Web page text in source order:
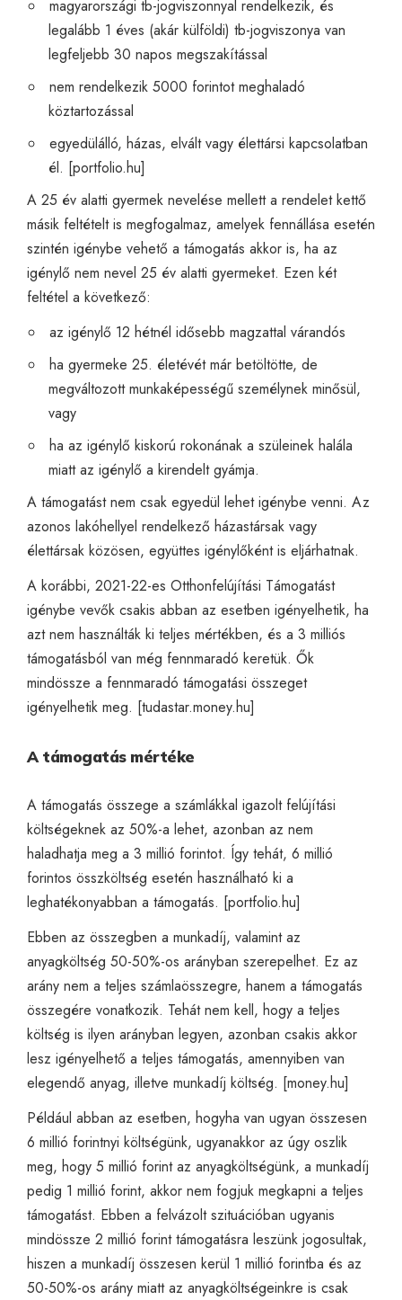
magyarországi tb-jogviszonnyal rendelkezik, és
legalább 1 éves (akár külföldi) tb-jogviszonya van
legfeljebb 30 napos megszakítással
nem rendelkezik 5000 forintot meghaladó
köztartozással
egyedülálló, házas, elvált vagy élettársi kapcsolatban
él. [portfolio.hu]
A 25 év alatti gyermek nevelése mellett a rendelet kettő
másik feltételt is megfogalmaz, amelyek fennállása esetén
szintén igénybe vehető a támogatás akkor is, ha az
igénylő nem nevel 25 év alatti gyermeket. Ezen két
feltétel a következő:
az igénylő 12 hétnél idősebb magzattal várandós
ha gyermeke 25. életévét már betöltötte, de
megváltozott munkaképességű személynek minősül,
vagy
ha az igénylő kiskorú rokonának a szüleinek halála
miatt az igénylő a kirendelt gyámja.
A támogatást nem csak egyedül lehet igénybe venni. Az
azonos lakóhellyel rendelkező házastársak vagy
élettársak közösen, együttes igénylőként is eljárhatnak.
A korábbi, 2021-22-es Otthonfelújítási Támogatást
igénybe vevők csakis abban az esetben igényelhetik, ha
azt nem használták ki teljes mértékben, és a 3 milliós
támogatásból van még fennmaradó keretük. Ők
mindössze a fennmaradó támogatási összeget
igényelhetik meg. [tudastar.money.hu]
A támogatás mértéke
A támogatás összege a számlákkal igazolt felújítási
költségeknek az 50%-a lehet, azonban az nem
haladhatja meg a 3 millió forintot. Így tehát, 6 millió
forintos összköltség esetén használható ki a
leghatékonyabban a támogatás. [portfolio.hu]
Ebben az összegben a munkadíj, valamint az
anyagköltség 50-50%-os arányban szerepelhet. Ez az
arány nem a teljes számlaösszegre, hanem a támogatás
összegére vonatkozik. Tehát nem kell, hogy a teljes
költség is ilyen arányban legyen, azonban csakis akkor
lesz igényelhető a teljes támogatás, amennyiben van
elegendő anyag, illetve munkadíj költség. [money.hu]
Például abban az esetben, hogyha van ugyan összesen
6 millió forintnyi költségünk, ugyanakkor az úgy oszlik
meg, hogy 5 millió forint az anyagköltségünk, a munkadíj
pedig 1 millió forint, akkor nem fogjuk megkapni a teljes
támogatást. Ebben a felvázolt szituációban ugyanis
mindössze 2 millió forint támogatásra leszünk jogosultak,
hiszen a munkadíj összesen kerül 1 millió forintba és az
50-50%-os arány miatt az anyagköltségeinkre is csak